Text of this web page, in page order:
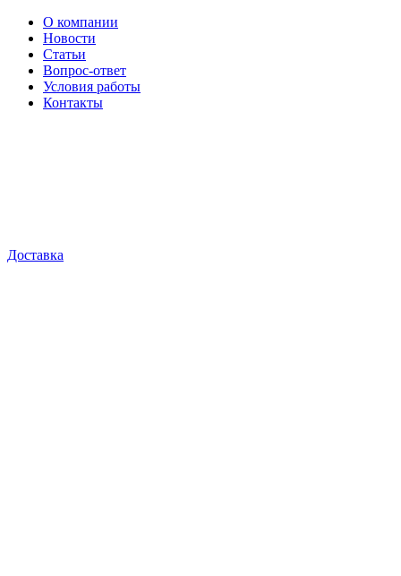
О компании
Новости
Статьи
Вопрос-ответ
Условия работы
Контакты
Доставка